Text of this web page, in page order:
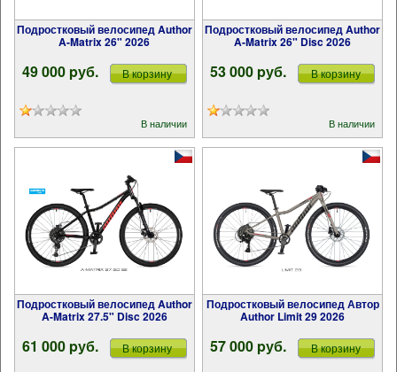
Подростковый велосипед Author
A-Matrix 26" 2026
49 000 pуб. В корзину
В наличии
Подростковый велосипед Author
A-Matrix 26" Disc 2026
53 000 pуб. В корзину
В наличии
Подростковый велосипед Author
A-Matrix 27.5" Disc 2026
61 000 pуб. В корзину
Подростковый велосипед Автор
Author Limit 29 2026
57 000 pуб. В корзину